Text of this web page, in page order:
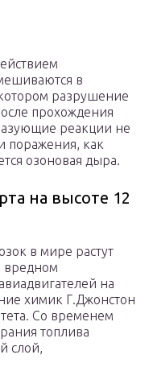
в
разрушение
прохождения
реакции не
поражения, как
озоновая дыра.
на высоте 12
в мире растут
вредном
на
химик Г.Джонстон
Со временем
топлива
слой,